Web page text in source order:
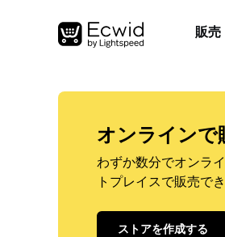
販売
オンラインで
わずか数分でオンラ
トプレイスで販売でき
ストアを作成する